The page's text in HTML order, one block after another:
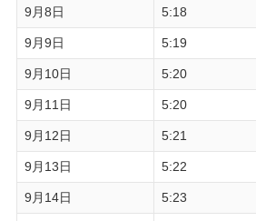
9月8日 5:18
9月9日 5:19
9月10日 5:20
9月11日 5:20
9月12日 5:21
9月13日 5:22
9月14日 5:23